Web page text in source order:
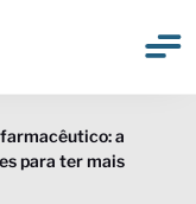
a
para ter mais